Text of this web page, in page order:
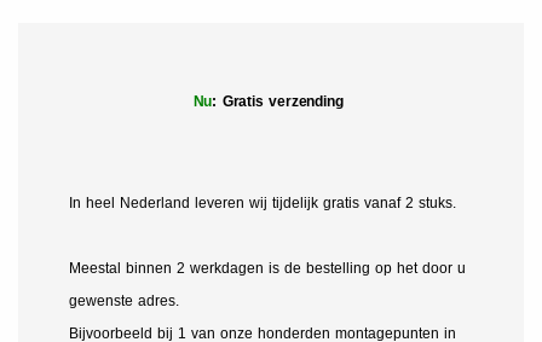
Nu: Gratis verzending
In heel Nederland leveren wij tijdelijk gratis vanaf 2 stuks.
Meestal binnen 2 werkdagen is de bestelling op het door u
gewenste adres.
Bijvoorbeeld bij 1 van onze honderden montagepunten in